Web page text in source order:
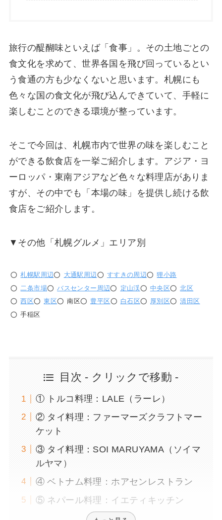
旅行の醍醐味といえば「食事」。その土地ごとの
食文化を求めて、世界各国を飛び回っているとい
う食通の方も少なくないと思います。札幌にも
色々な国の食文化が飛び込んできていて、手軽に
楽しむことのできる環境が整っています。
そこで今回は、札幌市内で世界の味を楽しむこと
ができる飲食店を一挙ご紹介します。アジア・ヨ
ーロッパ・東南アジアなど色々な料理店がありま
すが、その中でも「本場の味」を提供し続ける飲
食店をご紹介します。
▼その他「札幌グルメ」エリア別
札幌駅周辺 大通駅周辺 すすきの周辺
狸小路
二条市場
バスセンター周辺 定山渓 中央区
北区
西区
東区 南区 豊平区 白石区 厚別区
清田区
手稲区
目次 - クリックで移動 -
① トルコ料理：LALE（ラーレ）
② タイ料理：ファーマーズクラフトマー
ケット
③ タイ料理：SOI MARUYAMA（ソイマ
ルヤマ）
④ ベトナム料理：ホアセンレストラン
⑤ ネパール料理：イエティキッチン